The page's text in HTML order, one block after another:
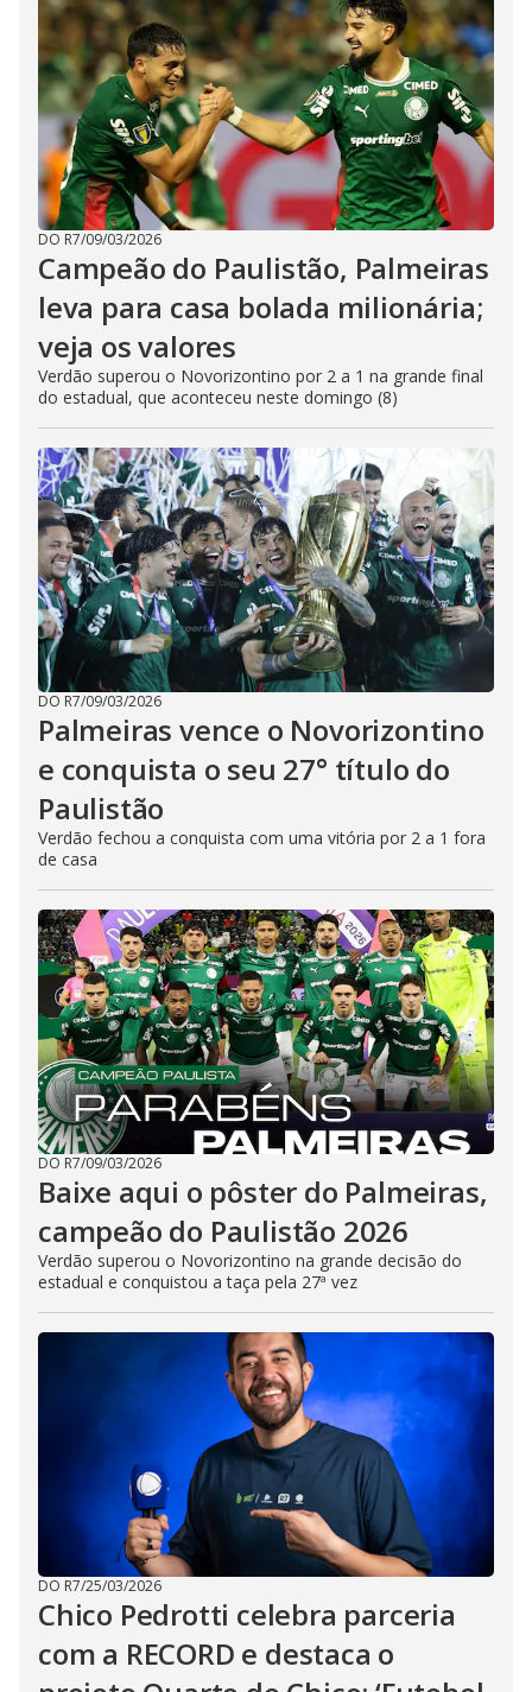
DO R7/09/03/2026
Campeão do Paulistão, Palmeiras
leva para casa bolada milionária;
veja os valores
Verdão superou o Novorizontino por 2 a 1 na grande final
do estadual, que aconteceu neste domingo (8)
DO R7/09/03/2026
Palmeiras vence o Novorizontino
e conquista o seu 27° título do
Paulistão
Verdão fechou a conquista com uma vitória por 2 a 1 fora
de casa
DO R7/09/03/2026
Baixe aqui o pôster do Palmeiras,
campeão do Paulistão 2026
Verdão superou o Novorizontino na grande decisão do
estadual e conquistou a taça pela 27ª vez
DO R7/25/03/2026
Chico Pedrotti celebra parceria
com a RECORD e destaca o